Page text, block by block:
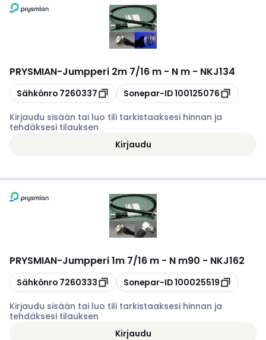
PRYSMIAN-Jumpperi 2m 7/16 m - N m - NKJ134
Kopioi
Sähkönro 7260337 Kopioi
Sonepar-ID100125076
Kirjaudu sisään tai luo tili tarkistaaksesi hinnan ja
tehdäksesi tilauksen
Kirjaudu
PRYSMIAN-Jumpperi 1m 7/16 m - N m90 - NKJ162
Kopioi
Sähkönro 7260333 Kopioi
Sonepar-ID100025519
Kirjaudu sisään tai luo tili tarkistaaksesi hinnan ja
tehdäksesi tilauksen
Kirjaudu